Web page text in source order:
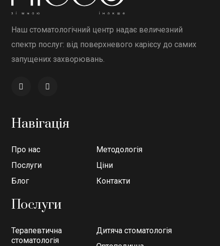
Наш стоматологічний центр надає величезний
спектр послуг: від поверхневого карієсу до самих
запущених захворювань.
Навігація
Про нас
Методологія
Послуги
Ціни
Блог
Контакти
Послуги
Терапевтична
стоматологія
Дитяча стоматологія